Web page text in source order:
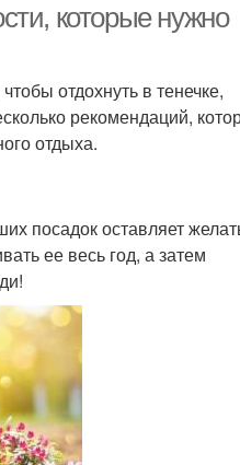
которые нужно
отдохнуть в тенечке,
рекомендаций,
отдыха.
посадок оставляет
ее весь год, а затем